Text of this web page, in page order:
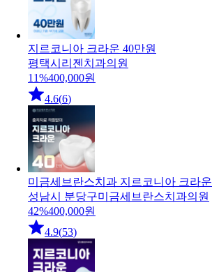
지르코니아 크라운 40만원
평택시 리젠치과의원
11%400,000원
4.6(6)
미금세브란스치과 지르코니아 크라운
성남시 분당구미금세브란스치과의원
42%400,000원
4.9(53)